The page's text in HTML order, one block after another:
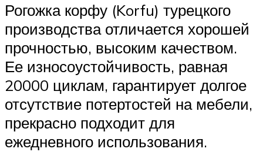
Рогожка корфу (Korfu) турецкого
производства отличается хорошей
прочностью, высоким качеством.
Ее износоустойчивость, равная
20000 циклам, гарантирует долгое
отсутствие потертостей на мебели,
прекрасно подходит для
ежедневного использования.